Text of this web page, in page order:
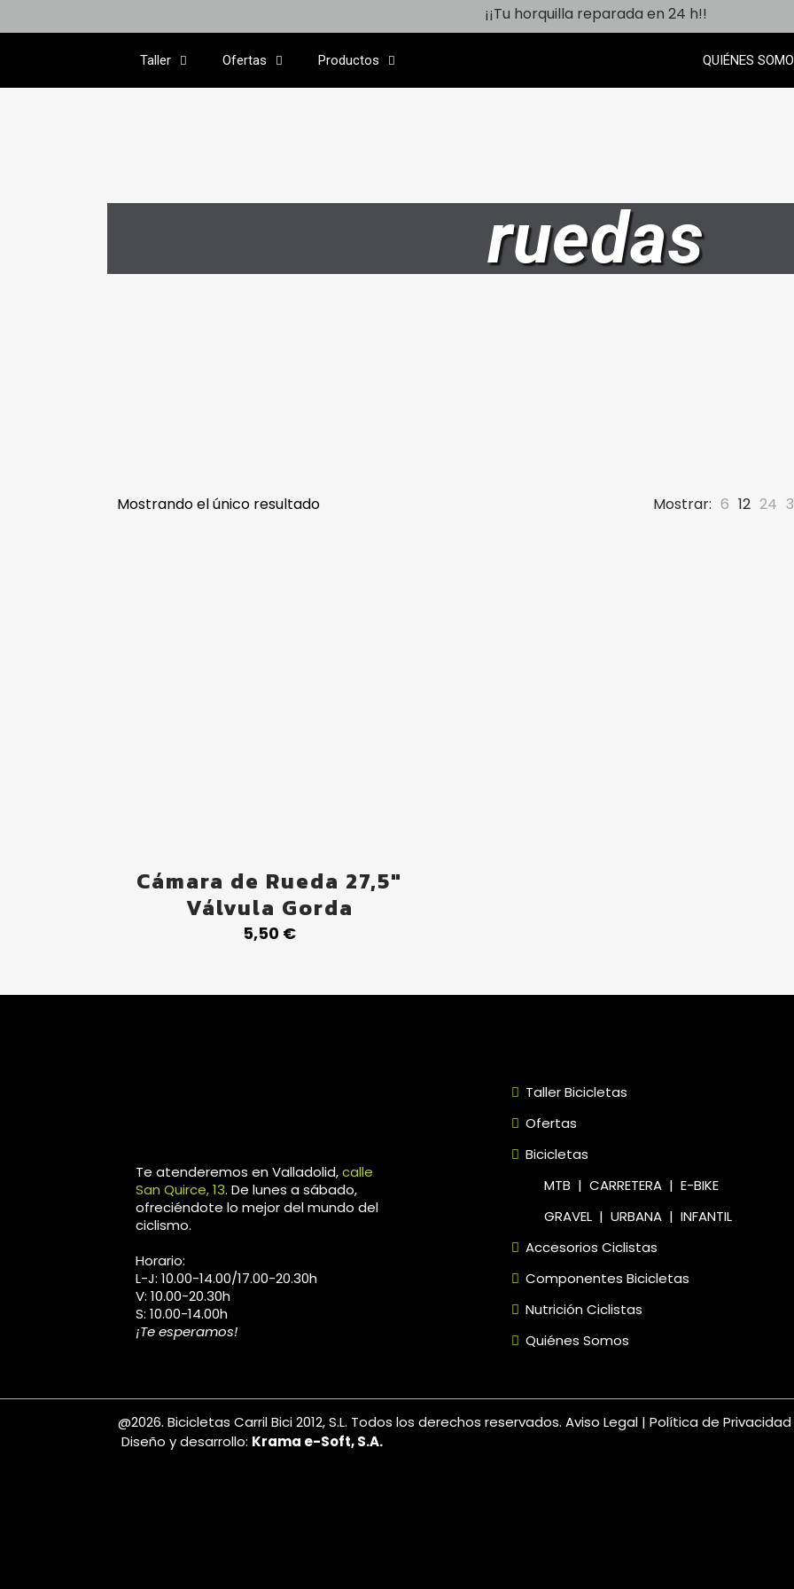
¡¡Tu horquilla reparada en 24 h!!
Taller Ofertas Productos QUIÉNES
ruedas
Mostrando el único resultado Mostrar: 6 12 24
Cámara de Rueda 27,5″
Válvula Gorda
5,50 €
Te atenderemos en Valladolid,calle
San Quirce, 13. De lunes a sábado,
ofreciéndote lo mejor del mundo del
ciclismo.
Horario:
L-J: 10.00-14.00/17.00-20.30h
V: 10.00-20.30h
S: 10.00-14.00h
¡Te esperamos!
Taller Bicicletas
Ofertas
Bicicletas
MTB | CARRETERA| E-BIKE
GRAVEL| URBANA| INFANTIL
Accesorios Ciclistas
Componentes Bicicletas
Nutrición Ciclistas
Quiénes Somos
@2026. Bicicletas Carril Bici 2012, S.L. Todos los derechos reservados. Aviso Legal | Política de Privacidad
Diseño y desarrollo: Krama e-Soft, S.A.